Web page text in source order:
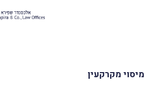
מיסוי מקרקעין